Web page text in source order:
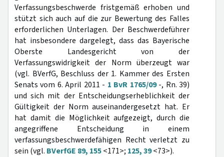
Verfassungsbeschwerde fristgemäß erhoben und
stützt sich auch auf die zur Bewertung des Falles
erforderlichen Unterlagen. Der Beschwerdeführer
hat insbesondere dargelegt, dass das Bayerische
Oberste Landesgericht von der
Verfassungswidrigkeit der Norm überzeugt war
(vgl. BVerfG, Beschluss der 1. Kammer des Ersten
Senats vom 6. April 2011 - 1 BvR 1765/09-, Rn. 39)
und sich mit der Entscheidungserheblichkeit der
Gültigkeit der Norm auseinandergesetzt hat. Er
hat damit die Möglichkeit aufgezeigt, durch die
angegriffene Entscheidung in einem
verfassungsbeschwerdefähigen Recht verletzt zu
sein (vgl. BVerfGE 89, 155<171>; 125, 39<73>).